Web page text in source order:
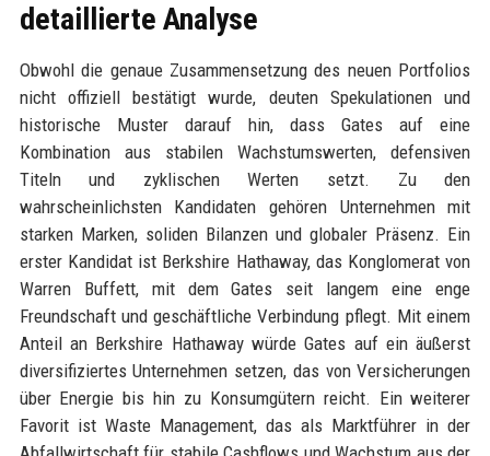
detaillierte Analyse
Obwohl die genaue Zusammensetzung des neuen Portfolios
nicht offiziell bestätigt wurde, deuten Spekulationen und
historische Muster darauf hin, dass Gates auf eine
Kombination aus stabilen Wachstumswerten, defensiven
Titeln und zyklischen Werten setzt. Zu den
wahrscheinlichsten Kandidaten gehören Unternehmen mit
starken Marken, soliden Bilanzen und globaler Präsenz. Ein
erster Kandidat ist Berkshire Hathaway, das Konglomerat von
Warren Buffett, mit dem Gates seit langem eine enge
Freundschaft und geschäftliche Verbindung pflegt. Mit einem
Anteil an Berkshire Hathaway würde Gates auf ein äußerst
diversifiziertes Unternehmen setzen, das von Versicherungen
über Energie bis hin zu Konsumgütern reicht. Ein weiterer
Favorit ist Waste Management, das als Marktführer in der